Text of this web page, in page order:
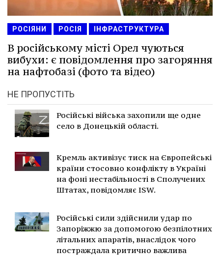
РОСІЯНИ РОСІЯ ІНФРАСТРУКТУРА
В російському місті Орел чуються
вибухи: є повідомлення про загоряння
на нафтобазі (фото та відео)
НЕ ПРОПУСТІТЬ
Російські війська захопили ще одне
село в Донецькій області.
Кремль активізує тиск на Європейські
країни стосовно конфлікту в Україні
на фоні нестабільності в Сполучених
Штатах, повідомляє ISW.
Російські сили здійснили удар по
Запоріжжю за допомогою безпілотних
літальних апаратів, внаслідок чого
постраждала критично важлива